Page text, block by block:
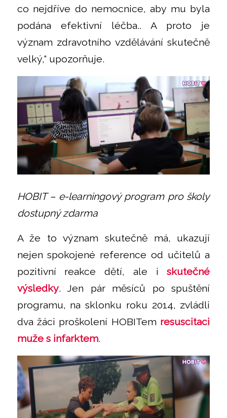
co nejdříve do nemocnice, aby mu byla
podána efektivní léčba.. A proto je
význam zdravotního vzdělávání skutečně
velký,“ upozorňuje.
HOBIT – e-learningový program pro školy
dostupný zdarma
A že to význam skutečně má, ukazují
nejen spokojené reference od učitelů a
pozitivní reakce dětí, ale iskutečné
výsledky. Jen pár měsíců po spuštění
programu, na sklonku roku 2014, zvládli
dva žáci proškolení HOBITem resuscitaci
muže s infarktem.